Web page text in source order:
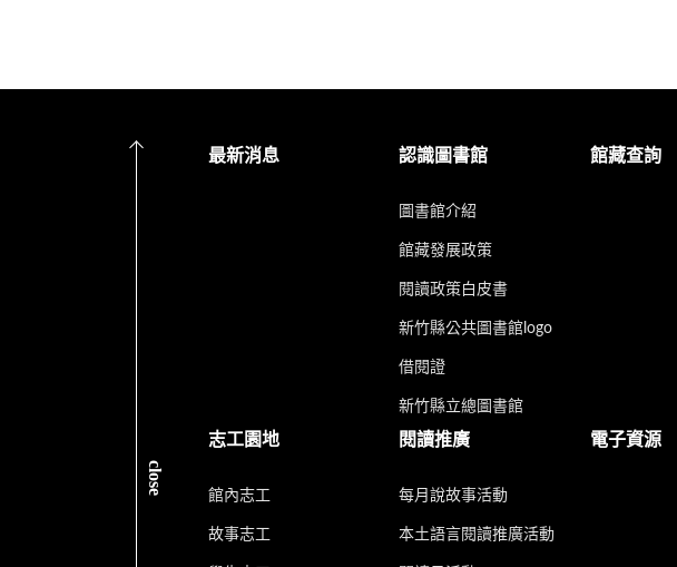
close
最新消息 認識圖書館
圖書館介紹
館藏發展政策
閱讀政策白皮書
新竹縣公共圖書館logo
借閱證
新竹縣立總圖書館
館藏查詢
志工園地
館內志工
故事志工
閱讀推廣
每月說故事活動
本土語言閱讀推廣活動
電子資源